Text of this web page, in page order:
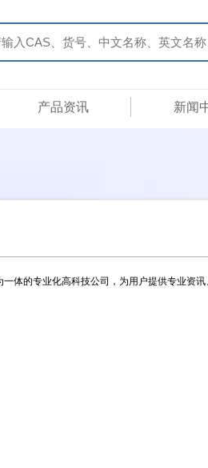
产品资讯 新闻
体的专业化高科技公司，为用户提供专业资